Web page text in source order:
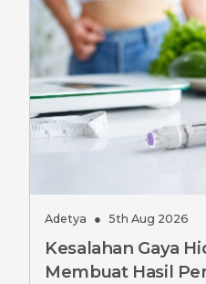
Adetya ● 5th Aug 2026
Kesalahan Gaya
Membuat Hasil